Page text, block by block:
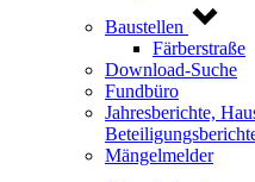
Baustellen
Färberstraße
Download-Suche
Fundbüro
Jahresberichte,
Mängelmelder